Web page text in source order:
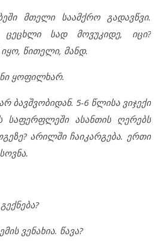
მთელი საამქრო გადავწვი.
სად მოვუკიდე, იცი?
წითელი, მანდ.
ყოფილხარ.
ბავშვობიდან. 5-6 წლისა ვიჯექი
საფერფლეში ასანთის ღერებს
არილში ჩაიკარგება. ერთი
ვენახია. წავა?